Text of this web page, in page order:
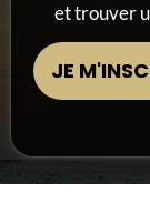
et trouver
JE